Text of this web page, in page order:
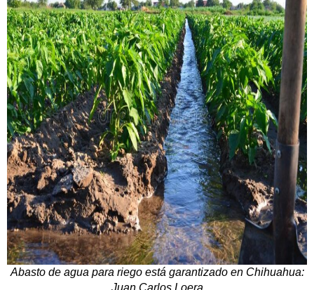
Abasto de agua para riego está garantizado en Chihuahua:
Juan Carlos Loera